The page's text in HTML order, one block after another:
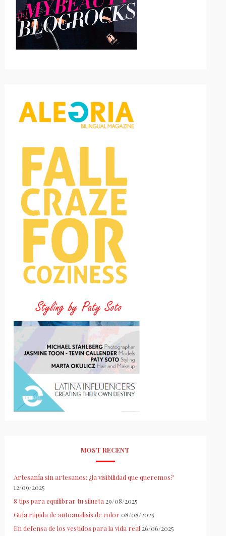
MOST RECENT
Artesanía sin artesanos: ¿la visibilidad que queremos?
12/09/2025
8 tips para equilibrar tu silueta 29/08/2025
Guía rápida de autoanálisis de color 08/08/2025
En defensa de los vestidos para la vida real 26/06/2025